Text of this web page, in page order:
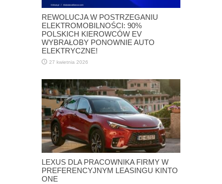
REWOLUCJA W POSTRZEGANIU
ELEKTROMOBILNOŚCI: 90%
POLSKICH KIEROWCÓW EV
WYBRAŁOBY PONOWNIE AUTO
ELEKTRYCZNE!
27 kwietnia 2026
LEXUS DLA PRACOWNIKA FIRMY W
PREFERENCYJNYM LEASINGU KINTO
ONE